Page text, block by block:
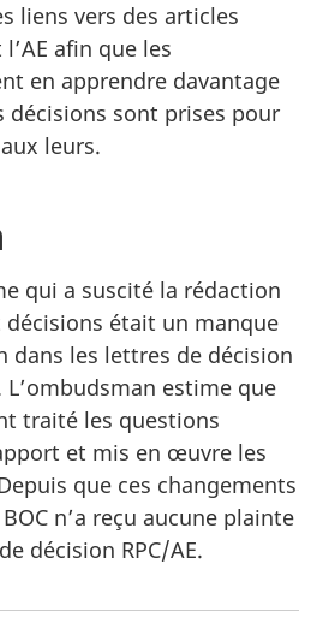
liens vers des articles
afin que les
en apprendre davantage
décisions sont prises pour
leurs.
qui a suscité la rédaction
était un manque
dans les lettres de décision
L’ombudsman estime que
traité les questions
et mis en œuvre les
que ces changements
n’a reçu aucune plainte
décision RPC/AE.